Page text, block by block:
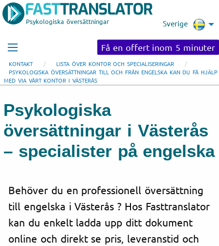
Psykologiska översättningar Sverige
Få en offert inom 5 minuter
KONTAKT
LISTA ÖVER KONTOR OCH SPECIALISERINGAR
PSYKOLOGISKA ÖVERSÄTTNINGAR TILL OCH FRÅN ENGELSKA KAN DU FÅ HJÄLP
MED VIA VÅRT KONTOR I VÄSTERÅS
Psykologiska
översättningar i Västerås
– specialister på engelska
Behöver du en professionell översättning
till engelska i Västerås ? Hos Fasttranslator
kan du enkelt ladda upp ditt dokument
online och direkt se pris, leveranstid och